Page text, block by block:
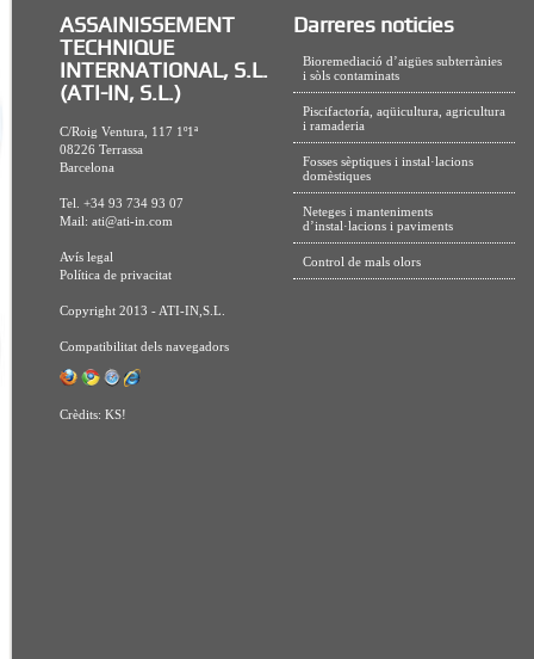
ASSAINISSEMENT
TECHNIQUE
INTERNATIONAL, S.L.
(ATI-IN, S.L.)
C/Roig Ventura, 117 1º1ª
08226 Terrassa
Barcelona
Tel. +34 93 734 93 07
Mail: ati@ati-in.com
Avís legal
Política de privacitat
Copyright 2013 - ATI-IN,S.L.
Compatibilitat dels navegadors
Crèdits: KS!
Darreres noticies
Bioremediació d’aigües subterrànies
i sòls contaminats
Piscifactoría, aqüicultura, agricultura
i ramaderia
Fosses sèptiques i instal·lacions
domèstiques
Neteges i manteniments
d’instal·lacions i paviments
Control de mals olors